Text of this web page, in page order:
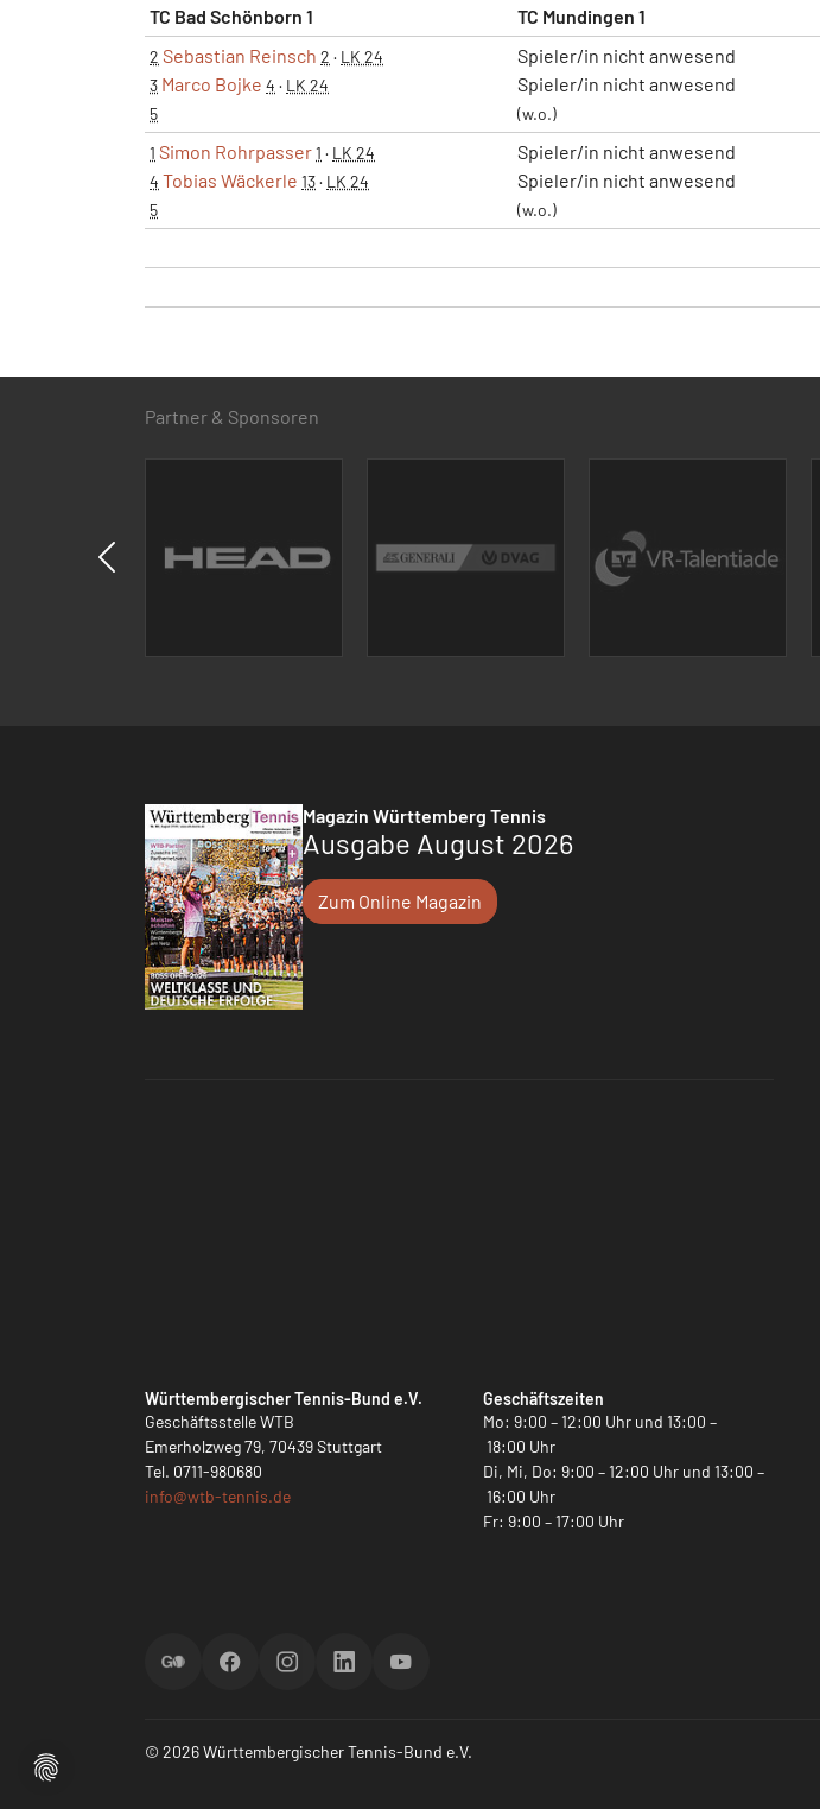
TC Bad Schönborn 1
TC Mundingen 1
2 Sebastian Reinsch 2 · LK 24
3 Marco Bojke 4 · LK 24
5
Spieler/in nicht anwesend
Spieler/in nicht anwesend
(w.o.)
1 Simon Rohrpasser1 · LK 24
4 Tobias Wäckerle 13· LK 24
5
Spieler/in nicht anwesend
Spieler/in nicht anwesend
(w.o.)
Partner & Sponsoren
Magazin Württemberg Tennis
Ausgabe August 2026
Zum Online Magazin
Württembergischer Tennis-Bund e.V.
Geschäftsstelle WTB
Emerholzweg 79, 70439 Stuttgart
Tel. 0711-980680
info@wtb-tennis.de
Geschäftszeiten
Mo: 9:00 – 12:00 Uhr und 13:00 –
18:00 Uhr
Di, Mi, Do: 9:00 – 12:00 Uhr und 13:00 –
16:00 Uhr
Fr: 9:00 – 17:00 Uhr
ScoreGOFacebookInstagramLinkedInYouTube
© 2026 Württembergischer Tennis-Bund e.V.